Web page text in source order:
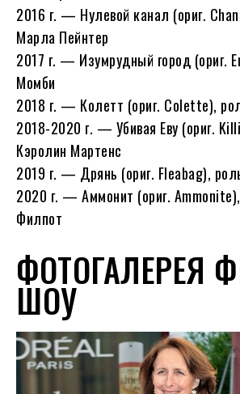
2016 г. — Нулевой канал (ориг.
Марла Пейнтер
2017 г. — Изумрудный город (ориг.
Момби
2018 г. — Колетт (ориг. Colette),
2018-2020 г. — Убивая Еву (ориг.
Кэролин Мартенс
2019 г. — Дрянь (ориг. Fleabag),
2020 г. — Аммонит (ориг.
Филпот
ФОТОГАЛЕРЕЯ
ШОУ